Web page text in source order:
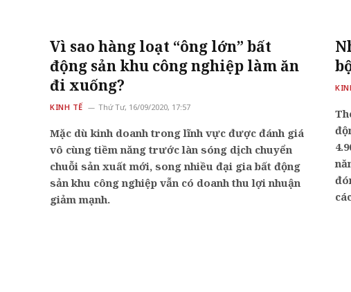
Vì sao hàng loạt “ông lớn” bất
động sản khu công nghiệp làm ăn
đi xuống?
KINH TẾ Thứ Tư, 16/09/2020, 17:57
Mặc dù kinh doanh trong lĩnh vực được đánh giá
vô cùng tiềm năng trước làn sóng dịch chuyển
chuỗi sản xuất mới, song nhiều đại gia bất động
sản khu công nghiệp vẫn có doanh thu lợi nhuận
giảm mạnh.